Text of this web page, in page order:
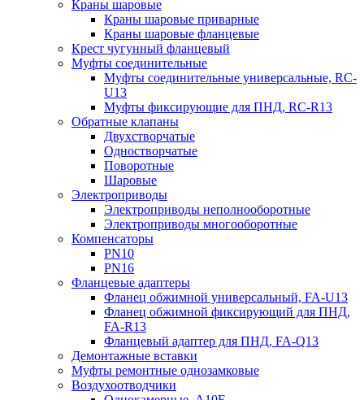
Краны шаровые
Краны шаровые приварные
Краны шаровые фланцевые
Крест чугунный фланцевый
Муфты соединительные
Муфты соединительные универсальные, RC-
U13
Муфты фиксирующие для ПНД, RC-R13
Обратные клапаны
Двухстворчатые
Одностворчатые
Поворотные
Шаровые
Электроприводы
Электроприводы неполнооборотные
Электроприводы многооборотные
Компенсаторы
PN10
PN16
Фланцевые адаптеры
Фланец обжимной универсальный, FA-U13
Фланец обжимной фиксирующий для ПНД,
FA-R13
Фланцевый адаптер для ПНД, FA-Q13
Демонтажные вставки
Муфты ремонтные однозамковые
Воздухоотводчики